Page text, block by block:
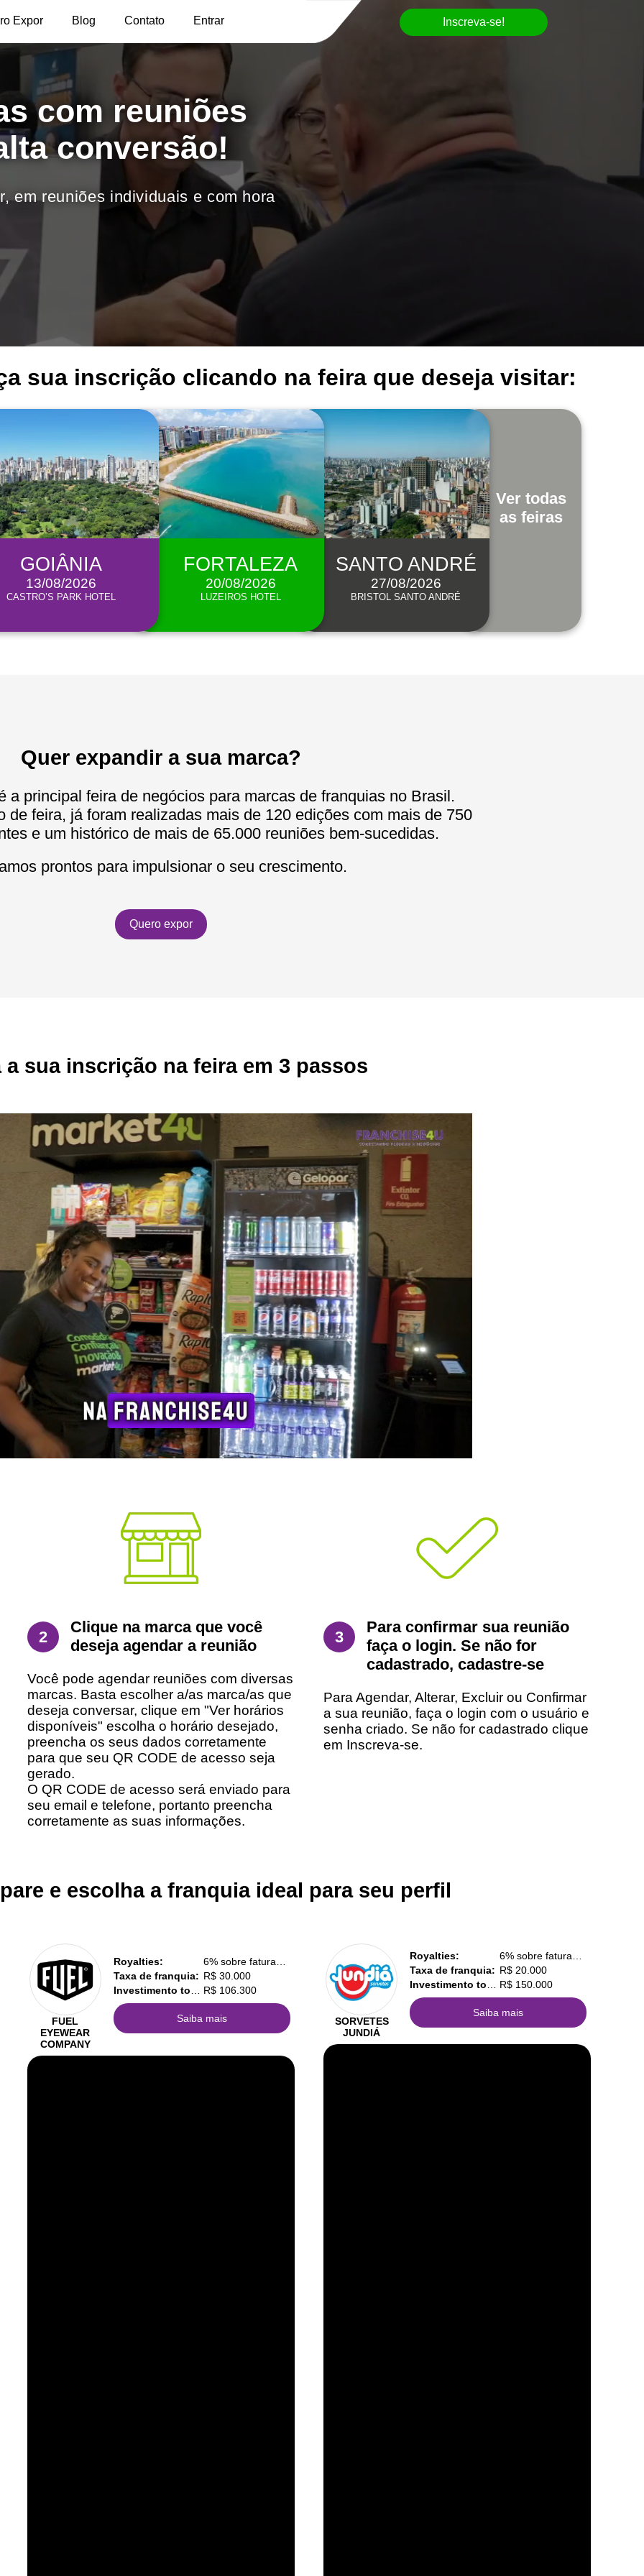
Expor Blog Contato Entrar Inscreva-se!
com reuniões
conversão!
em reuniões individuais e com hora
sua inscrição clicando na feira que deseja visitar:
GOIÂNIA
13/08/2026
CASTRO’S PARK HOTEL
FORTALEZA
20/08/2026
LUZEIROS HOTEL
SANTO ANDRÉ
27/08/2026
BRISTOL SANTO ANDRÉ
Ver todas
as feiras
Quer expandir a sua marca?
a principal feira de negócios para marcas de franquias no Brasil.
de feira, já foram realizadas mais de 120 edições com mais de 750
e um histórico de mais de 65.000 reuniões bem-sucedidas.
prontos para impulsionar o seu crescimento.
Quero expor
a sua inscrição na feira em 3 passos
2
Clique na marca que você
deseja agendar a reunião
Você pode agendar reuniões com diversas
marcas. Basta escolher a/as marca/as que
deseja conversar, clique em "Ver horários
disponíveis" escolha o horário desejado,
preencha os seus dados corretamente
para que seu QR CODE de acesso seja
gerado.
O QR CODE de acesso será enviado para
seu email e telefone, portanto preencha
corretamente as suas informações.
3
Para confirmar sua reunião
faça o login. Se não for
cadastrado, cadastre-se
Para Agendar, Alterar, Excluir ou Confirmar
a sua reunião, faça o login com o usuário e
senha criado. Se não for cadastrado clique
em Inscreva-se.
e escolha a franquia ideal para seu perfil
FUEL
EYEWEAR
COMPANY
Royalties:
6% sobre faturamento
Taxa de franquia: R$ 30.000
Investimento total: R$ 106.300
Saiba mais
SORVETES
JUNDIÁ
Royalties:
6% sobre faturamento
Taxa de franquia: R$ 20.000
Investimento total: R$ 150.000
Saiba mais